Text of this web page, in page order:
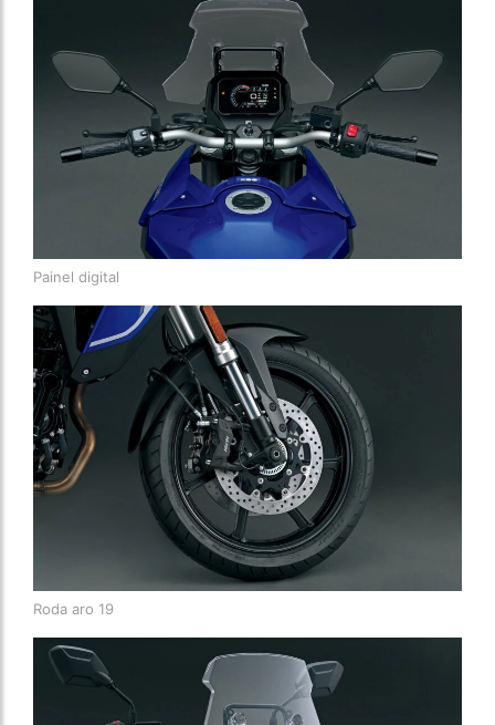
Painel digital
Roda aro 19